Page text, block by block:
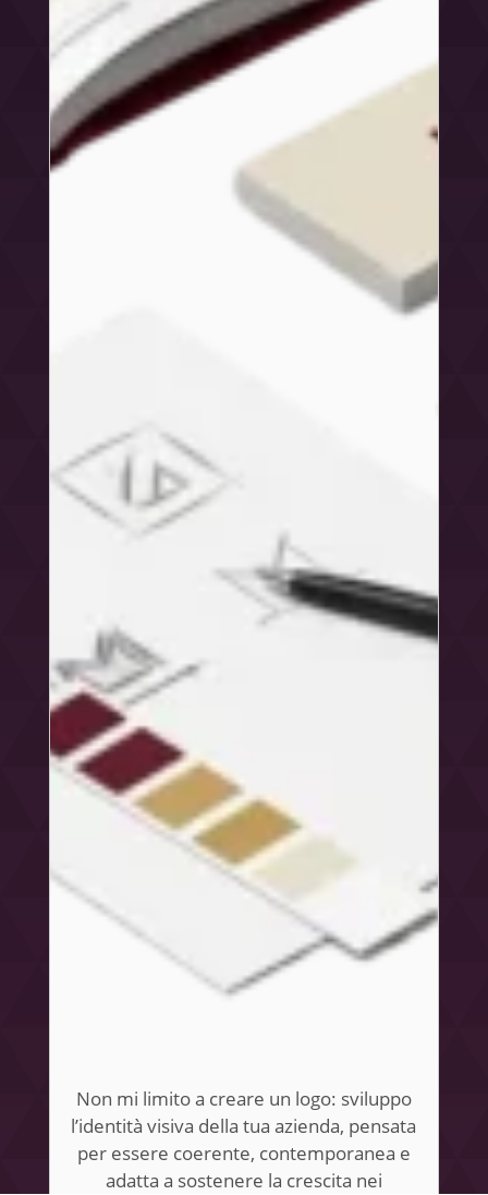
Non mi limito a creare un logo: sviluppo
l’identità visiva della tua azienda, pensata
per essere coerente, contemporanea e
adatta a sostenere la crescita nei